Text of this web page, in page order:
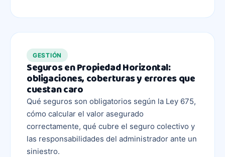
GESTIÓN
Seguros en Propiedad Horizontal:
obligaciones, coberturas y errores que
cuestan caro
Qué seguros son obligatorios según la Ley 675,
cómo calcular el valor asegurado
correctamente, qué cubre el seguro colectivo y
las responsabilidades del administrador ante un
siniestro.